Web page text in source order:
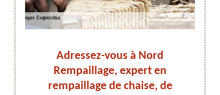
Adressez-vous à Nord
Rempaillage, expert en
rempaillage de chaise, de